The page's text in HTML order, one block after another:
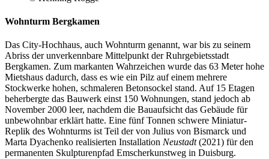
Wohnturm Bergkamen
Das City-Hochhaus, auch Wohnturm genannt, war bis zu seinem
Abriss der unverkennbare Mittelpunkt der Ruhrgebietsstadt
Bergkamen. Zum markanten Wahrzeichen wurde das 63 Meter hohe
Mietshaus dadurch, dass es wie ein Pilz auf einem mehrere
Stockwerke hohen, schmaleren Betonsockel stand. Auf 15 Etagen
beherbergte das Bauwerk einst 150 Wohnungen, stand jedoch ab
November 2000 leer, nachdem die Bauaufsicht das Gebäude für
unbewohnbar erklärt hatte. Eine fünf Tonnen schwere Miniatur-
Replik des Wohnturms ist Teil der von Julius von Bismarck und
Marta Dyachenko realisierten Installation Neustadt(2021) für den
permanenten Skulpturenpfad Emscherkunstweg in Duisburg.